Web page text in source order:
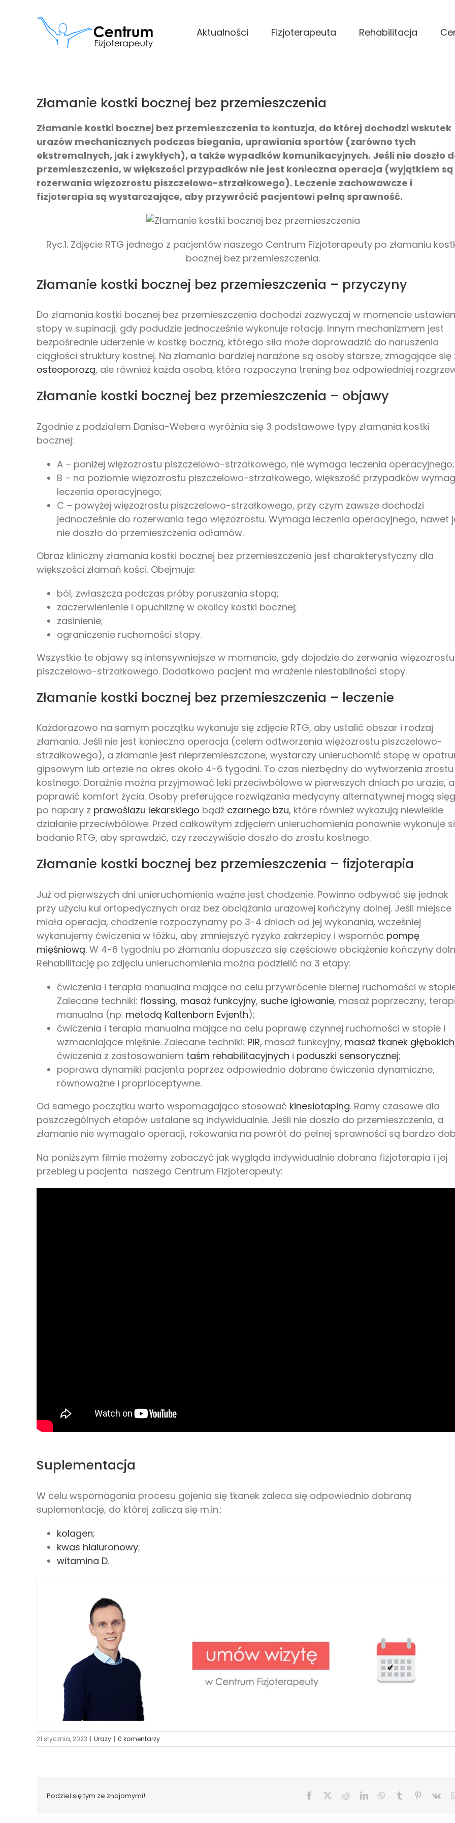
zawartości
Aktualności Fizjoterapeuta Rehabilitacja
Złamanie kostki bocznej bez przemieszczenia
Złamanie kostki bocznej bez przemieszczenia to kontuzja, do której dochodzi wskutek
urazów mechanicznych podczas biegania, uprawiania sportów (zarówno tych
ekstremalnych, jak i zwykłych), a także wypadków komunikacyjnych. Jeśli nie doszło
przemieszczenia, w większości przypadków nie jest konieczna operacja (wyjątkiem są
rozerwania więzozrostu piszczelowo-strzałkowego). Leczenie zachowawcze i
fizjoterapia są wystarczające, aby przywrócić pacjentowi pełną sprawność.
Ryc.1. Zdjęcie RTG jednego z pacjentów naszego Centrum Fizjoterapeuty po złamaniu
bocznej bez przemieszczenia.
Złamanie kostki bocznej bez przemieszczenia – przyczyny
Do złamania kostki bocznej bez przemieszczenia dochodzi zazwyczaj w momencie
stopy w supinacji, gdy podudzie jednocześnie wykonuje rotację. Innym mechanizmem jest
bezpośrednie uderzenie w kostkę boczną, którego siła może doprowadzić do naruszenia
ciągłości struktury kostnej. Na złamania bardziej narażone są osoby starsze, zmagające się
osteoporozą, ale również każda osoba, która rozpoczyna trening bez odpowiedniej
Złamanie kostki bocznej bez przemieszczenia – objawy
Zgodnie z podziałem Danisa-Webera wyróżnia się 3 podstawowe typy złamania kostki
bocznej:
A – poniżej więzozrostu piszczelowo-strzałkowego, nie wymaga leczenia operacyjnego;
B – na poziomie więzozrostu piszczelowo-strzałkowego, większość przypadków
leczenia operacyjnego;
C – powyżej więzozrostu piszczelowo-strzałkowego, przy czym zawsze dochodzi
jednocześnie do rozerwania tego więzozrostu. Wymaga leczenia operacyjnego, nawet
nie doszło do przemieszczenia odłamów.
Obraz kliniczny złamania kostki bocznej bez przemieszczenia jest charakterystyczny dla
większości złamań kości. Obejmuje:
ból, zwłaszcza podczas próby poruszania stopą;
zaczerwienienie i opuchliznę w okolicy kostki bocznej;
zasinienie;
ograniczenie ruchomości stopy.
Wszystkie te objawy są intensywniejsze w momencie, gdy dojedzie do zerwania więzozrostu
piszczelowo-strzałkowego. Dodatkowo pacjent ma wrażenie niestabilności stopy.
Złamanie kostki bocznej bez przemieszczenia – leczenie
Każdorazowo na samym początku wykonuje się zdjęcie RTG, aby ustalić obszar i rodzaj
złamania. Jeśli nie jest konieczna operacja (celem odtworzenia więzozrostu piszczelowo-
strzałkowego), a złamanie jest nieprzemieszczone, wystarczy unieruchomić stopę w
gipsowym lub ortezie na okres około 4-6 tygodni. To czas niezbędny do wytworzenia zrostu
kostnego. Doraźnie można przyjmować leki przeciwbólowe w pierwszych dniach po urazie,
poprawić komfort życia. Osoby preferujące rozwiązania medycyny alternatywnej mogą
po napary z prawoślazu lekarskiego bądź czarnego bzu, które również wykazują niewielkie
działanie przeciwbólowe. Przed całkowitym zdjęciem unieruchomienia ponownie wykonuje
badanie RTG, aby sprawdzić, czy rzeczywiście doszło do zrostu kostnego.
Złamanie kostki bocznej bez przemieszczenia – fizjoterapia
Już od pierwszych dni unieruchomienia ważne jest chodzenie. Powinno odbywać się jednak
przy użyciu kul ortopedycznych oraz bez obciążania urazowej kończyny dolnej. Jeśli miejsce
miała operacja, chodzenie rozpoczynamy po 3-4 dniach od jej wykonania, wcześniej
wykonujemy ćwiczenia w łóżku, aby zmniejszyć ryzyko zakrzepicy i wspomóc pompę
mięśniową. W 4-6 tygodniu po złamaniu dopuszcza się częściowe obciążenie kończyny
Rehabilitację po zdjęciu unieruchomienia można podzielić na 3 etapy:
ćwiczenia i terapia manualna mające na celu przywrócenie biernej ruchomości w
Zalecane techniki: flossing, masaż funkcyjny, suche igłowanie, masaż poprzeczny,
manualna (np. metodą Kaltenborn Evjenth);
ćwiczenia i terapia manualna mające na celu poprawę czynnej ruchomości w stopie i
wzmacniające mięśnie. Zalecane techniki: PIR, masaż funkcyjny, masaż tkanek głębokich
ćwiczenia z zastosowaniem taśm rehabilitacyjnych i poduszki sensorycznej;
poprawa dynamiki pacjenta poprzez odpowiednio dobrane ćwiczenia dynamiczne,
równoważne i proprioceptywne.
Od samego początku warto wspomagająco stosować kinesiotaping. Ramy czasowe dla
poszczególnych etapów ustalane są indywidualnie. Jeśli nie doszło do przemieszczenia, a
złamanie nie wymagało operacji, rokowania na powrót do pełnej sprawności są bardzo
Na poniższym filmie możemy zobaczyć jak wygląda indywidualnie dobrana fizjoterapia i jej
przebieg u pacjenta naszego Centrum Fizjoterapeuty:
Suplementacja
W celu wspomagania procesu gojenia się tkanek zaleca się odpowiednio dobraną
suplementację, do której zalicza się m.in.:
kolagen;
kwas hialuronowy;
witamina D.
21 stycznia, 2023 | Urazy | 0 komentarzy
Podziel się tym ze znajomymi! Facebook RedditLinkedInWhatsApp
Tumblr Pinterest
Vk